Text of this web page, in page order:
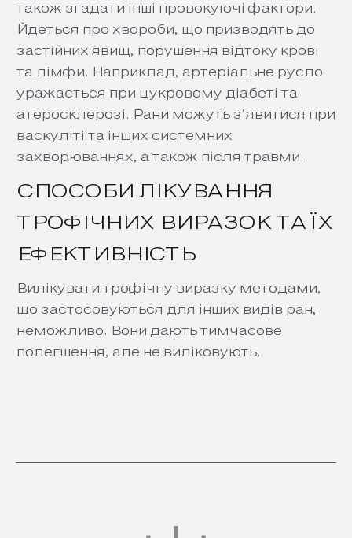
також згадати інші провокуючі фактори.
Йдеться про хвороби, що призводять до
застійних явищ, порушення відтоку крові
та лімфи. Наприклад, артеріальне русло
уражається при цукровому діабеті та
атеросклерозі. Рани можуть з’явитися при
васкуліті та інших системних
захворюваннях, а також після травми.
СПОСОБИ ЛІКУВАННЯ
ТРОФІЧНИХ ВИРАЗОК ТА ЇХ
ЕФЕКТИВНІСТЬ
Вилікувати трофічну виразку методами,
що застосовуються для інших видів ран,
неможливо. Вони дають тимчасове
полегшення, але не виліковують.